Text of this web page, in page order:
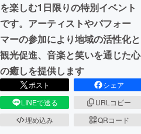
を楽しむ1日限りの特別イベント
です。アーティストやパフォー
マーの参加により地域の活性化と
観光促進、音楽と笑いを通じた心
の癒しを提供します
ポスト
シェア
LINEで送る
URLコピー
埋め込み
QRコード